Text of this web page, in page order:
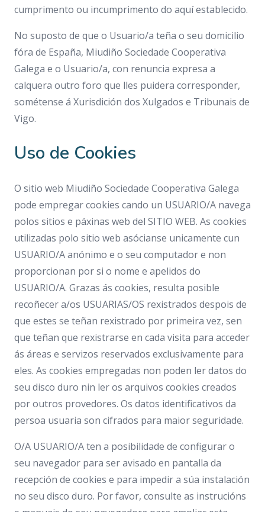
cumprimento ou incumprimento do aquí establecido.
No suposto de que o Usuario/a teña o seu domicilio
fóra de España, Miudiño Sociedade Cooperativa
Galega e o Usuario/a, con renuncia expresa a
calquera outro foro que lles puidera corresponder,
sométense á Xurisdición dos Xulgados e Tribunais de
Vigo.
Uso de Cookies
O sitio web Miudiño Sociedade Cooperativa Galega
pode empregar cookies cando un USUARIO/A navega
polos sitios e páxinas web del SITIO WEB. As cookies
utilizadas polo sitio web asócianse unicamente cun
USUARIO/A anónimo e o seu computador e non
proporcionan por si o nome e apelidos do
USUARIO/A. Grazas ás cookies, resulta posible
recoñecer a/os USUARIAS/OS rexistrados despois de
que estes se teñan rexistrado por primeira vez, sen
que teñan que rexistrarse en cada visita para acceder
ás áreas e servizos reservados exclusivamente para
eles. As cookies empregadas non poden ler datos do
seu disco duro nin ler os arquivos cookies creados
por outros provedores. Os datos identificativos da
persoa usuaria son cifrados para maior seguridade.
O/A USUARIO/A ten a posibilidade de configurar o
seu navegador para ser avisado en pantalla da
recepción de cookies e para impedir a súa instalación
no seu disco duro. Por favor, consulte as instrucións